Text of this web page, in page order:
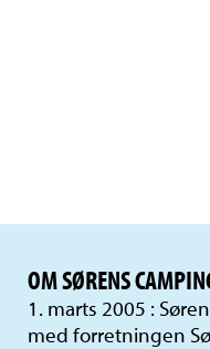
OM SØRENS
1. marts 2005 :
med forretningen